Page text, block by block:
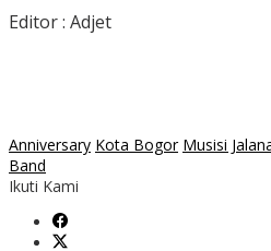
Editor : Adjet
Anniversary Kota Bogor Musisi
Band
Ikuti Kami